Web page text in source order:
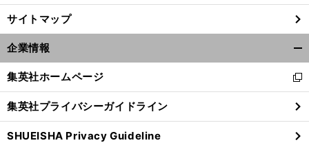
サイトマップ
企業情報
閉
る
集英社ホームページ
新
し
い
ウ
ィ
集英社プライバシーガイドライン
SHUEISHA Privacy Guideline